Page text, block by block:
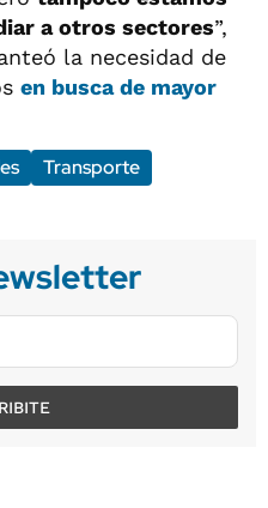
a otros sectores”,
la necesidad de
en busca de mayor
Transporte